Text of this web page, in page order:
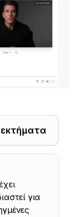
για